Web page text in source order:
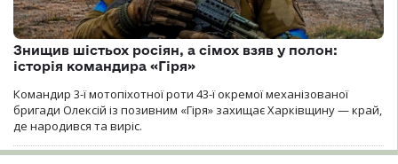
Знищив шістьох росіян, а сімох взяв у полон:
історія командира «Гіря»
Командир 3-ї мотопіхотної роти 43-ї окремої механізованої
бригади Олексій із позивним «Гіря» захищає Харківщину — край,
де народився та виріс.